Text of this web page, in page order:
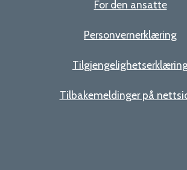
For den ansatte
Personvernerklæring
Tilbakemeldinger på